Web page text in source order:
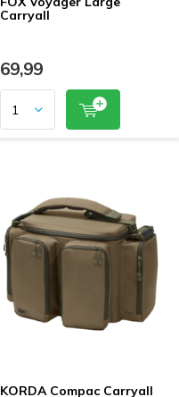
Carryall
69,99
KORDA Compac Carryall